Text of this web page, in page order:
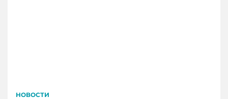
НОВОСТИ